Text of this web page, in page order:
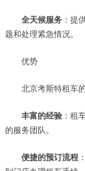
全天候服务 ：提
题和处理紧急情况。
优势
北京考斯特租车的
丰富的经验 ：租
的服务团队。
便捷的预订流程